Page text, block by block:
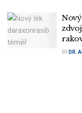
BY DR.